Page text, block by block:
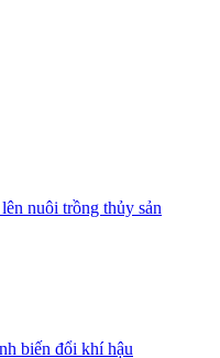
nuôi trồng thủy sản
biến đổi khí hậu